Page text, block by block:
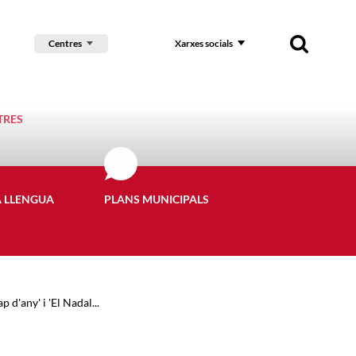
Centres Xarxes socials
LLENGUA PLANS MUNICIPALS
d'any' i 'El Nadal...